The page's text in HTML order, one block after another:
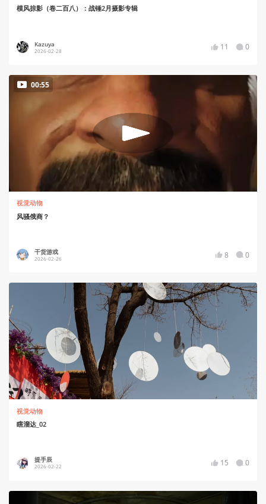
模风掠影（卷二百八）：战锤2月摄影专辑
Kazuya
2026-02-28 11 0
00:55
视觉动物
风骚俄商？
干货游戏
2026-02-26 8 0
视觉动物
瞎溜达_02
提手辰
2026-02-22 15 0